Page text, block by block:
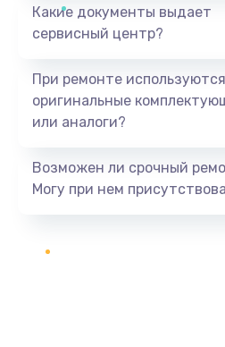
Какие документы выдает
сервисный центр?
При ремонте используются
оригинальные
или аналоги?
Возможен ли срочный
Могу при нем